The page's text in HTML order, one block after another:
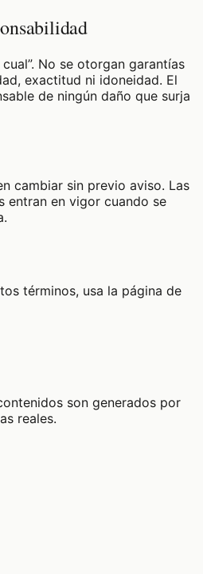
No se otorgan garantías
exactitud ni idoneidad. El
de ningún daño que surja
cambiar sin previo aviso. Las
entran en vigor cuando se
términos, usa la página de
son generados por
reales.